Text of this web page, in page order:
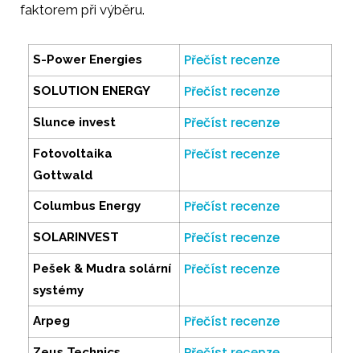
faktorem při výběru.
S-Power Energies Přečíst recenze
SOLUTION ENERGY Přečíst recenze
Slunce invest Přečíst recenze
Fotovoltaika
Gottwald
Přečíst recenze
Columbus Energy Přečíst recenze
SOLARINVEST Přečíst recenze
Pešek & Mudra solární
systémy
Přečíst recenze
Arpeg Přečíst recenze